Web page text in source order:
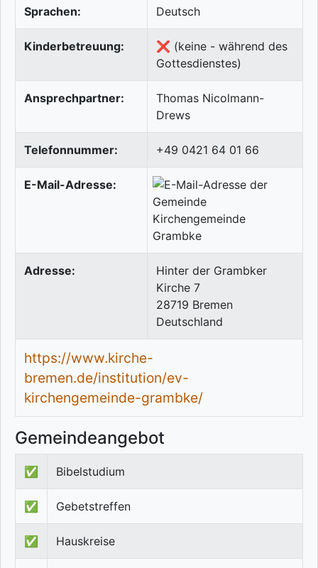
Sprachen: Deutsch
Kinderbetreuung:
❌ (keine - während des
Gottesdienstes)
Ansprechpartner:
Thomas Nicolmann-
Drews
Telefonnummer: +49 0421 64 01 66
E-Mail-Adresse:
Adresse:
Hinter der Grambker
Kirche 7
28719 Bremen
Deutschland
https://www.kirche-
bremen.de/institution/ev-
kirchengemeinde-grambke/
Gemeindeangebot
✅ Bibelstudium
✅ Gebetstreffen
✅ Hauskreise